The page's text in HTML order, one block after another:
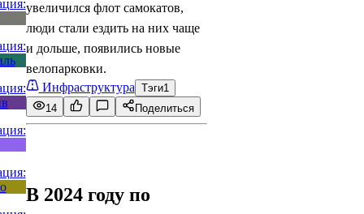
увеличился флот самокатов,
люди стали ездить на них чаще
и дольше, появились новые
велопарковки.
Инфраструктура Тэги1
14
Поделиться
В 2024 году по